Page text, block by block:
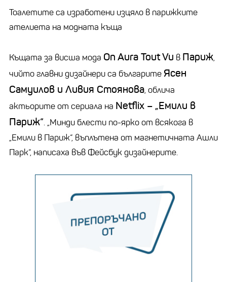
Тоалетите са изработени изцяло в парижките
ателиета на модната къща
Къщата за висша мода On Aura Tout Vu в Париж,
чийто главни дизайнери са българитеЯсен
Самуилов и Ливия Стоянова, облича
актьорите от сериала на Netflix – „Емили в
Париж“. „Минди блести по-ярко от всякога в
„Емили в Париж“, въплътена от магнетичната Ашли
Парк“, написаха във Фейсбук дизайнерите.